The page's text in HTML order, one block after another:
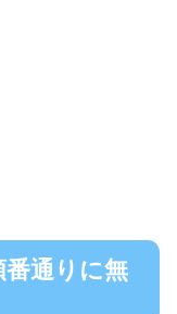
通りに無